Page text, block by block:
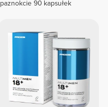
paznokcie 90 kapsułek